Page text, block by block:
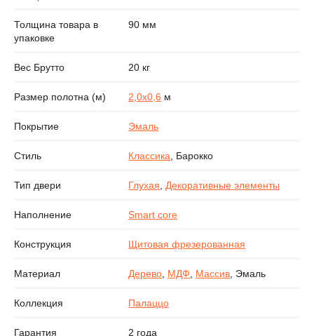
Толщина товара в
упаковке
90 мм
Вес Брутто 20 кг
Размер полотна (м) 2,0х0,6 м
Покрытие Эмаль
Стиль Классика, Барокко
Тип двери Глухая,Декоративные элементы
Наполнение Smart core
Конструкция Щитовая фрезерованная
Материал Дерево, МДФ, Массив, Эмаль
Коллекция Палаццо
Гарантия 2 года